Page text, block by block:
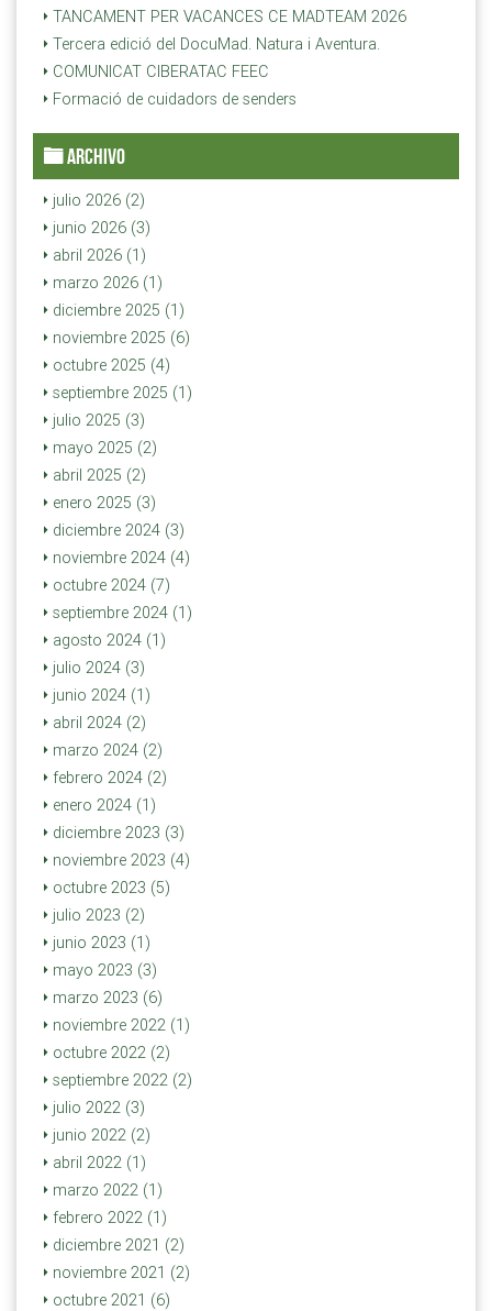
TANCAMENT PER VACANCES CE MADTEAM 2026
Tercera edició del DocuMad. Natura i Aventura.
COMUNICAT CIBERATAC FEEC
Formació de cuidadors de senders
ARCHIVO
julio 2026 (2)
junio 2026 (3)
abril 2026 (1)
marzo 2026 (1)
diciembre 2025 (1)
noviembre 2025 (6)
octubre 2025 (4)
septiembre 2025 (1)
julio 2025 (3)
mayo 2025 (2)
abril 2025 (2)
enero 2025 (3)
diciembre 2024 (3)
noviembre 2024 (4)
octubre 2024 (7)
septiembre 2024 (1)
agosto 2024 (1)
julio 2024 (3)
junio 2024 (1)
abril 2024 (2)
marzo 2024 (2)
febrero 2024 (2)
enero 2024 (1)
diciembre 2023 (3)
noviembre 2023 (4)
octubre 2023 (5)
julio 2023 (2)
junio 2023 (1)
mayo 2023 (3)
marzo 2023 (6)
noviembre 2022 (1)
octubre 2022 (2)
septiembre 2022 (2)
julio 2022 (3)
junio 2022 (2)
abril 2022 (1)
marzo 2022 (1)
febrero 2022 (1)
diciembre 2021 (2)
noviembre 2021 (2)
octubre 2021 (6)